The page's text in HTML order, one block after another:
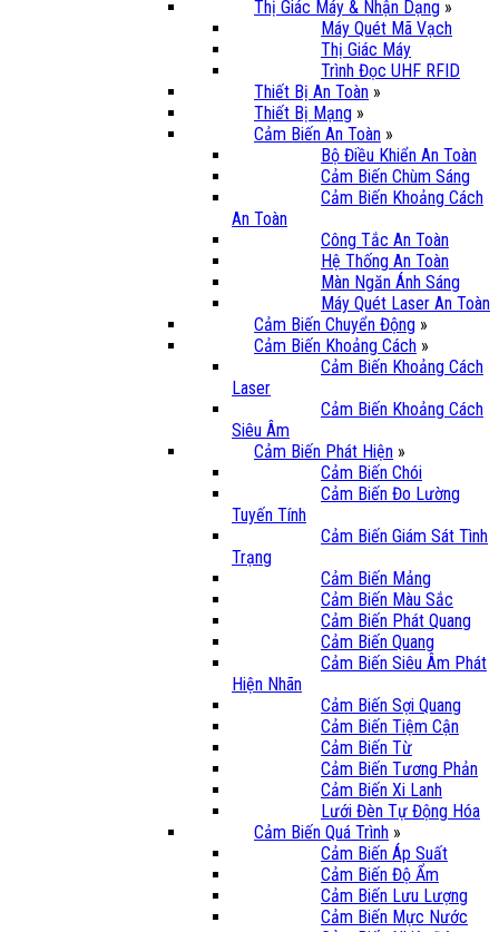
Thị Giác Máy & Nhận Dạng »
Máy Quét Mã Vạch
Thị Giác Máy
Trình Đọc UHF RFID
Thiết Bị An Toàn »
Thiết Bị Mạng »
Cảm Biến An Toàn »
Bộ Điều Khiển An Toàn
Cảm Biến Chùm Sáng
Cảm Biến Khoảng Cách
An Toàn
Công Tắc An Toàn
Hệ Thống An Toàn
Màn Ngăn Ánh Sáng
Máy Quét Laser An Toàn
Cảm Biến Chuyển Động »
Cảm Biến Khoảng Cách »
Cảm Biến Khoảng Cách
Laser
Cảm Biến Khoảng Cách
Siêu Âm
Cảm Biến Phát Hiện »
Cảm Biến Chói
Cảm Biến Đo Lường
Tuyến Tính
Cảm Biến Giám Sát Tình
Trạng
Cảm Biến Mảng
Cảm Biến Màu Sắc
Cảm Biến Phát Quang
Cảm Biến Quang
Cảm Biến Siêu Âm Phát
Hiện Nhãn
Cảm Biến Sợi Quang
Cảm Biến Tiệm Cận
Cảm Biến Từ
Cảm Biến Tương Phản
Cảm Biến Xi Lanh
Lưới Đèn Tự Động Hóa
Cảm Biến Quá Trình »
Cảm Biến Áp Suất
Cảm Biến Độ Ẩm
Cảm Biến Lưu Lượng
Cảm Biến Mực Nước